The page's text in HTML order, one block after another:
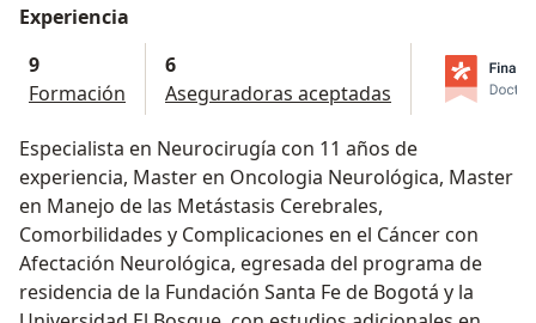
Experiencia
9
Formación
6
Aseguradoras aceptadas
Especialista en Neurocirugía con 11 años de
experiencia, Master en Oncologia Neurológica, Master
en Manejo de las Metástasis Cerebrales,
Comorbilidades y Complicaciones en el Cáncer con
Afectación Neurológica, egresada del programa de
residencia de la Fundación Santa Fe de Bogotá y la